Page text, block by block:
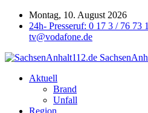
Montag, 10. August 2026
24h- Presseruf: 0 17 3 / 76 73
tv@vodafone.de
Aktuell
Brand
Unfall
Region